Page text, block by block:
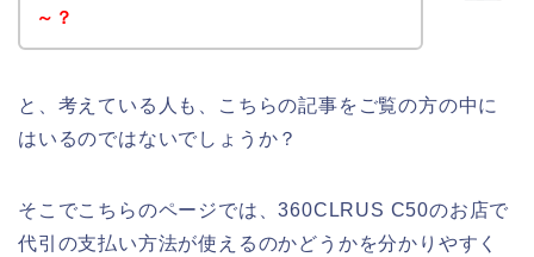
～？
と、考えている人も、こちらの記事をご覧の方の中に
はいるのではないでしょうか？
そこでこちらのページでは、360CLRUS C50のお店で
代引の支払い方法が使えるのかどうかを分かりやすく